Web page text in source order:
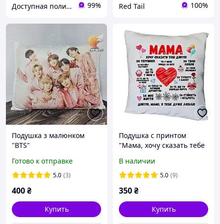
Доступная полиграфия в городе Кропивницком 99% Red Tail 100%
Подушка з малюнком
"BTS"
Готово к отправке
5.0 (3)
400₴
Купить
Подушка с принтом
"Мама, хочу сказать тебе
В наличии
5.0 (9)
350₴
Купить